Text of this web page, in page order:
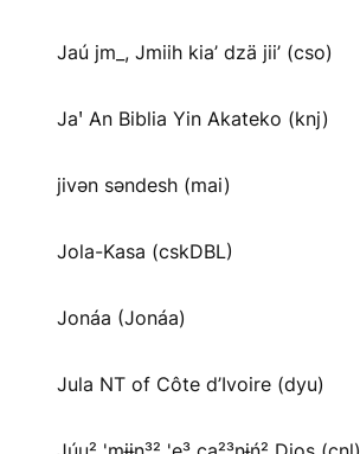
Jaú jm_, Jmiih kia’ dzä jii’ (cso)
Jaꞌ An Biblia Yin Akateko (knj)
jivən səndesh (mai)
Jola-Kasa (cskDBL)
Jonáa (Jonáa)
Jula NT of Côte d’Ivoire (dyu)